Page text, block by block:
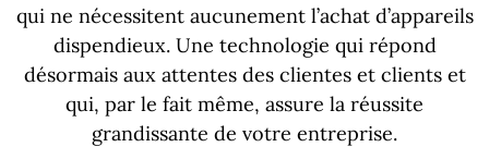
qui ne nécessitent aucunement l’achat d’appareils
dispendieux. Une technologie qui répond
désormais aux attentes des clientes et clients et
qui, par le fait même, assure la réussite
grandissante de votre entreprise.